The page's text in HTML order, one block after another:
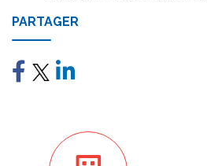
PARTAGER